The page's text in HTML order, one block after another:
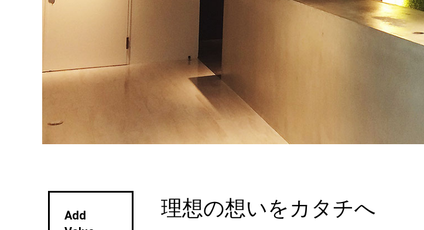
Add
理想の想いをカタチへ